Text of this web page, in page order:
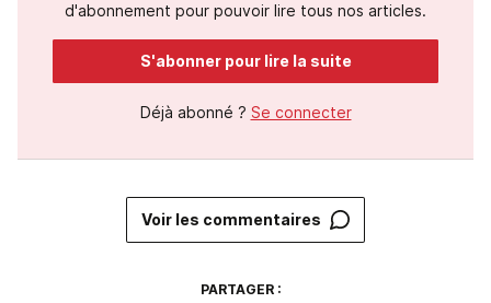
d'abonnement pour pouvoir lire tous nos articles.
S'abonner pour lire la suite
Déjà abonné ? Se connecter
Voir les commentaires
PARTAGER :